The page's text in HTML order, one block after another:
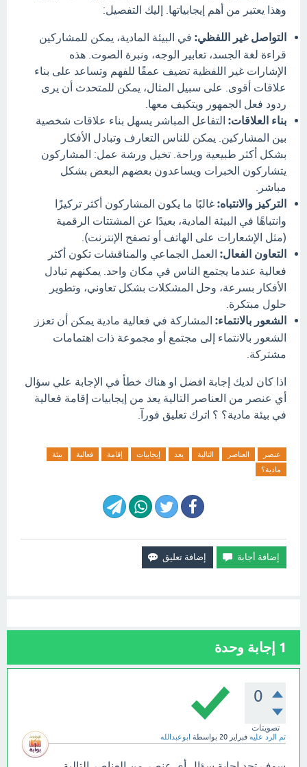
وهذا يعتبر من أهم إيجابياتها. إليك التفصيل:
التواصل غير اللفظي: في البيئة المادية، يمكن للمشاركين
قراءة لغة الجسد، تعابير الوجه، ونبرة الصوت. هذه
الإشارات غير اللفظية تضيف عمقًا للفهم وتساعد على بناء
علاقات أقوى. على سبيل المثال، يمكن للمتحدث أن يرى
ردود فعل الجمهور ويتكيف معها.
بناء العلاقات: التفاعل المباشر يسهل بناء علاقات شخصية
بين المشاركين. يمكن للناس التعارف وتبادل الأفكار
بشكل أكثر طبيعية وراحة. تخيل ورشة عمل: المشاركون
يتشاركون الخبرات ويساعدون بعضهم البعض بشكل
مباشر.
التركيز والانتباه: غالبًا ما يكون المشاركون أكثر تركيزًا
وانتباهًا في البيئة المادية، بعيدًا عن المشتتات الرقمية
(مثل الإشعارات على الهاتف أو تصفح الإنترنت).
التعاون الفعال: العمل الجماعي والمناقشات تكون أكثر
فعالية عندما يجتمع الناس في مكان واحد. يمكنهم تبادل
الأفكار بسرعة، وحل المشكلات بشكل تعاوني، وتطوير
حلول مبتكرة.
الشعور بالانتماء: المشاركة في فعالية مادية يمكن أن تعزز
الشعور بالانتماء إلى مجتمع أو مجموعة ذات اهتمامات
مشتركة.
اذا كان لديك إجابة افضل او هناك خطأ في الإجابة علي سؤال
أي عنصر من العناصر التالية يعد من إيجابيات إقامة فعالية
في بيئة مادية؟ ؟ اترك تعليق فورآ.
عنصر العناصر التالية يعد إيجابيات إقامة فعالية
بيئة
مادية؟
1 إجابة وحدة
0
تصويتات
تم الرد عليه فبراير 20 بواسطة ابوعبدالله